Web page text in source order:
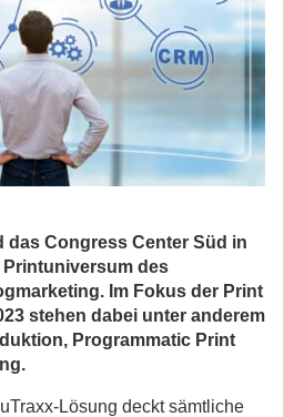
das Congress Center Süd in
Printuniversum des
Im Fokus der Print
stehen dabei unter anderem
Programmatic Print
Lösung deckt sämtliche